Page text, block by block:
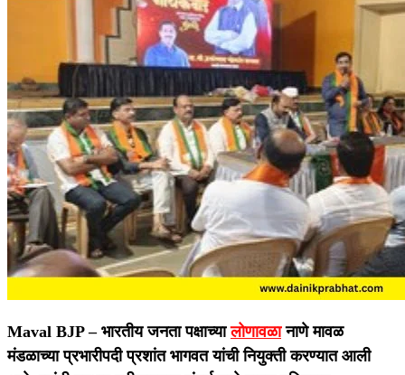
Maval BJP –भारतीय जनता पक्षाच्यालोणावळानाणे मावळ
मंडळाच्या प्रभारीपदी प्रशांत भागवत यांची नियुक्ती करण्यात आली